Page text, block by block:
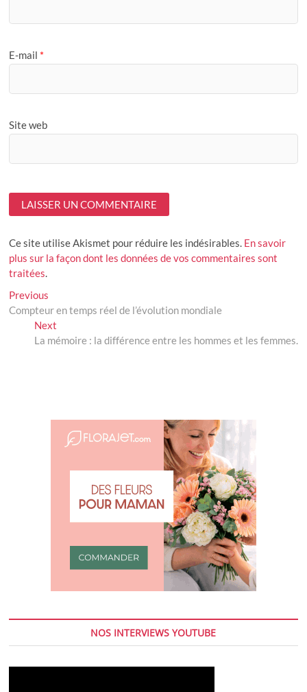
E-mail *
Site web
Ce site utilise Akismet pour réduire les indésirables. En savoir
plus sur la façon dont les données de vos commentaires sont
traitées
Navigation
de
l’article
Previous
post:
Compteur en temps réel de l’évolution mondiale
NextNext
post:
La mémoire : la différence entre les hommes et les femmes.
NOS INTERVIEWS YOUTUBE